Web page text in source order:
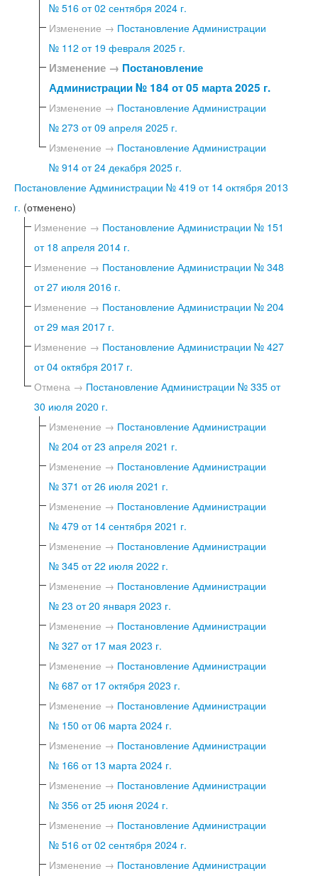
№ 516 от 02 сентября 2024 г.
Изменение → Постановление Администрации
№ 112 от 19 февраля 2025 г.
Изменение → Постановление
Администрации № 184 от 05 марта 2025 г.
Изменение → Постановление Администрации
№ 273 от 09 апреля 2025 г.
Изменение → Постановление Администрации
№ 914 от 24 декабря 2025 г.
Постановление Администрации № 419 от 14 октября 2013
г. (отменено)
Изменение → Постановление Администрации № 151
от 18 апреля 2014 г.
Изменение → Постановление Администрации № 348
от 27 июля 2016 г.
Изменение → Постановление Администрации № 204
от 29 мая 2017 г.
Изменение → Постановление Администрации № 427
от 04 октября 2017 г.
Отмена → Постановление Администрации № 335 от
30 июля 2020 г.
Изменение → Постановление Администрации
№ 204 от 23 апреля 2021 г.
Изменение → Постановление Администрации
№ 371 от 26 июля 2021 г.
Изменение → Постановление Администрации
№ 479 от 14 сентября 2021 г.
Изменение → Постановление Администрации
№ 345 от 22 июля 2022 г.
Изменение → Постановление Администрации
№ 23 от 20 января 2023 г.
Изменение → Постановление Администрации
№ 327 от 17 мая 2023 г.
Изменение → Постановление Администрации
№ 687 от 17 октября 2023 г.
Изменение → Постановление Администрации
№ 150 от 06 марта 2024 г.
Изменение → Постановление Администрации
№ 166 от 13 марта 2024 г.
Изменение → Постановление Администрации
№ 356 от 25 июня 2024 г.
Изменение → Постановление Администрации
№ 516 от 02 сентября 2024 г.
Изменение → Постановление Администрации